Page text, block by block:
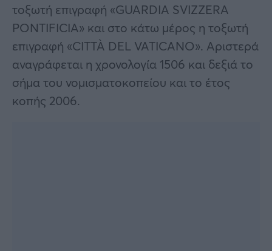
τοξωτή επιγραφή «GUARDIA SVIZZERA
PONTIFICIA» και στο κάτω μέρος η τοξωτή
επιγραφή «CITTÀ DEL VATICANO». Αριστερά
αναγράφεται η χρονολογία 1506 και δεξιά το
σήμα του νομισματοκοπείου και το έτος
κοπής 2006.